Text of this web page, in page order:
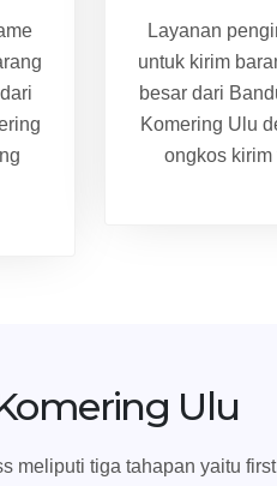
Layanan
untuk kirim
besar dari
Komering Ulu
ongkos kirim
Ulu
meliputi tiga tahapan yaitu